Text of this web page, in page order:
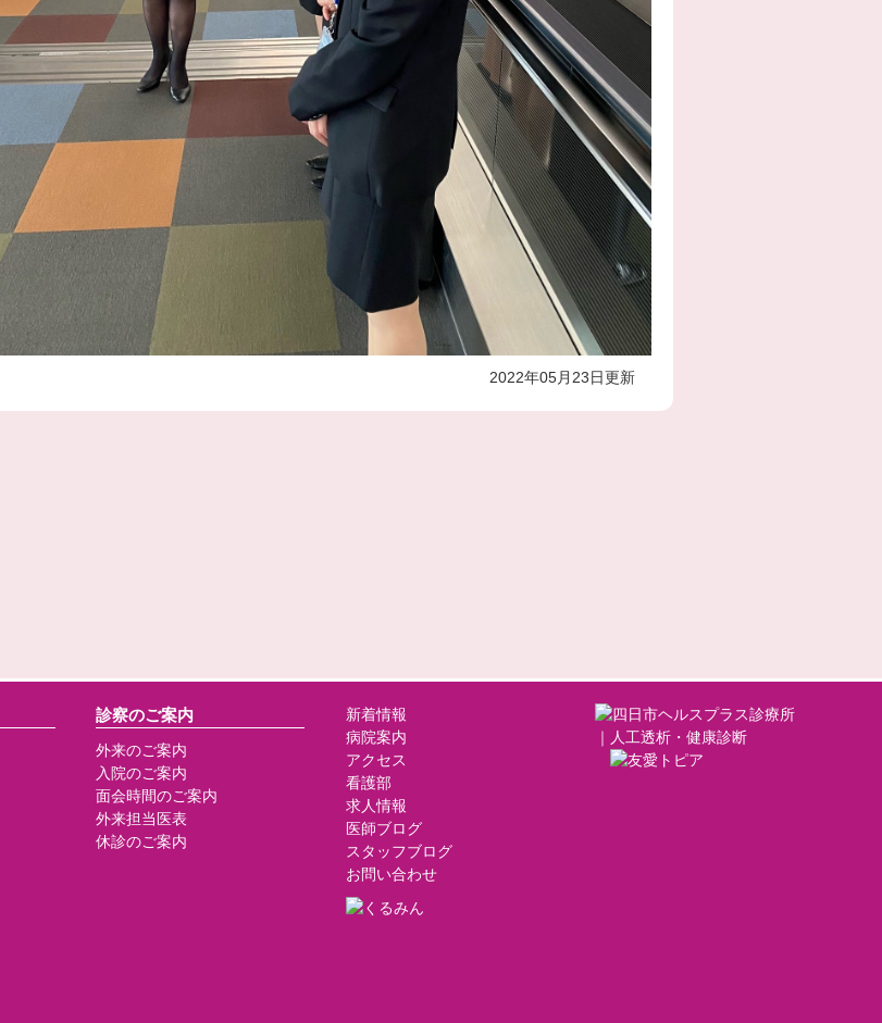
2022年05月23日更新
診察のご案内
外来のご案内
入院のご案内
面会時間のご案内
外来担当医表
休診のご案内
新着情報
病院案内
アクセス
看護部
求人情報
医師ブログ
スタッフブログ
お問い合わせ